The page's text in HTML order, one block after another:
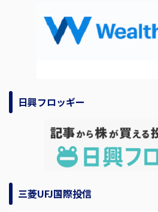
日興フロッギー
三菱UFJ国際投信